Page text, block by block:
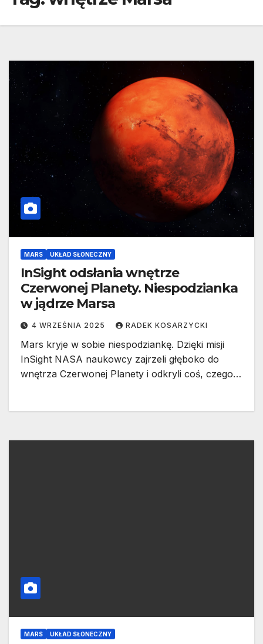
MARS UKŁAD SŁONECZNY
InSight odsłania wnętrze
Czerwonej Planety. Niespodzianka
w jądrze Marsa
4 WRZEŚNIA 2025 RADEK KOSARZYCKI
Mars kryje w sobie niespodziankę. Dzięki misji
InSight NASA naukowcy zajrzeli głęboko do
wnętrza Czerwonej Planety i odkryli coś, czego…
MARS UKŁAD SŁONECZNY